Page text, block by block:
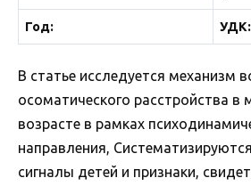
Год: УДК:
В статье исследуется механизм
осоматического расстройства в
возрасте в рамках
направления,
сигналы детей и признаки,